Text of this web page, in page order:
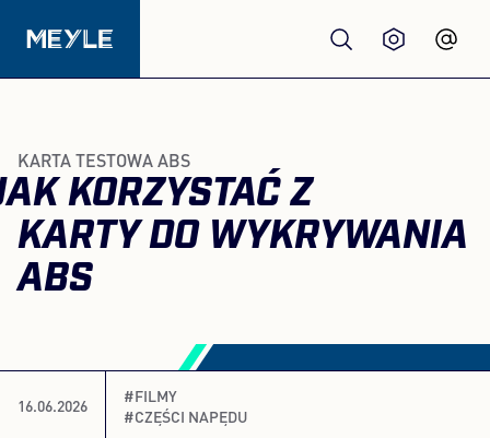
jakość
Warsztaty
Dystrybutorzy
O nas
KARTA TESTOWA ABS
KORZYSTAĆ Z
KARTY DO WYKRYWANIA
ABS
16.06.2026
#FILMY
#CZĘŚCI NAPĘDU